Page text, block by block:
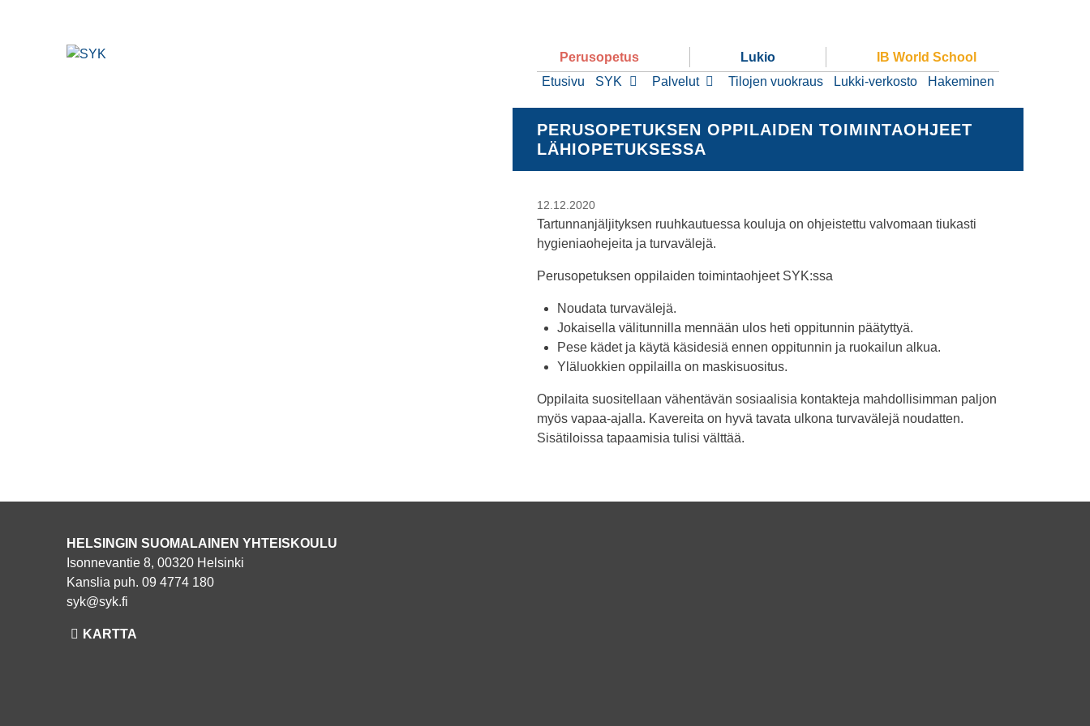
Perusopetus Lukio
IB World School
Etusivu
SYK Palvelut Tilojen vuokraus Lukki-verkosto Hakeminen
PERUSOPETUKSEN OPPILAIDEN TOIMINTAOHJEET
LÄHIOPETUKSESSA
12.12.2020
Tartunnanjäljityksen ruuhkautuessa kouluja on ohjeistettu valvomaan tiukasti
hygieniaohejeita ja turvavälejä.
Perusopetuksen oppilaiden toimintaohjeet SYK:ssa
Noudata turvavälejä.
Jokaisella välitunnilla mennään ulos heti oppitunnin päätyttyä.
Pese kädet ja käytä käsidesiä ennen oppitunnin ja ruokailun alkua.
Yläluokkien oppilailla on maskisuositus.
Oppilaita suositellaan vähentävän sosiaalisia kontakteja mahdollisimman paljon
myös vapaa-ajalla. Kavereita on hyvä tavata ulkona turvavälejä noudatten.
Sisätiloissa tapaamisia tulisi välttää.
HELSINGIN SUOMALAINEN YHTEISKOULU
Isonnevantie 8, 00320 Helsinki
Kanslia puh. 09 4774 180
syk@syk.fi
KARTTA